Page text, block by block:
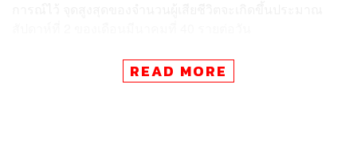
อัตราการเสียชีวิตที่มีจำนวนน้อยกว่าที่คาดเป็นผลมาจากทั้ง
ความรุนแรงที่น้อยกว่าของโอมิครอนเอง ผนวกกับอัตราการ
READ MORE